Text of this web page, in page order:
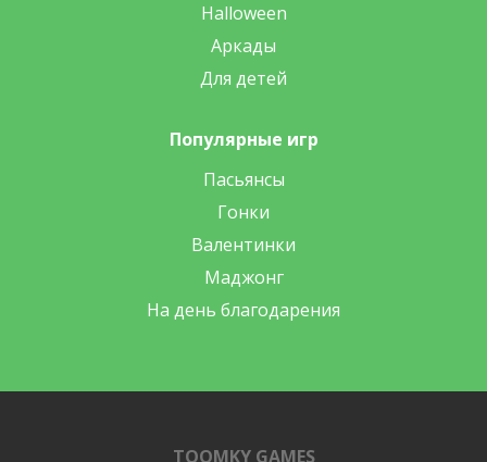
Halloween
Аркады
Для детей
Популярные игр
Пасьянсы
Гонки
Валентинки
Маджонг
На день благодарения
TOOMKY GAMES